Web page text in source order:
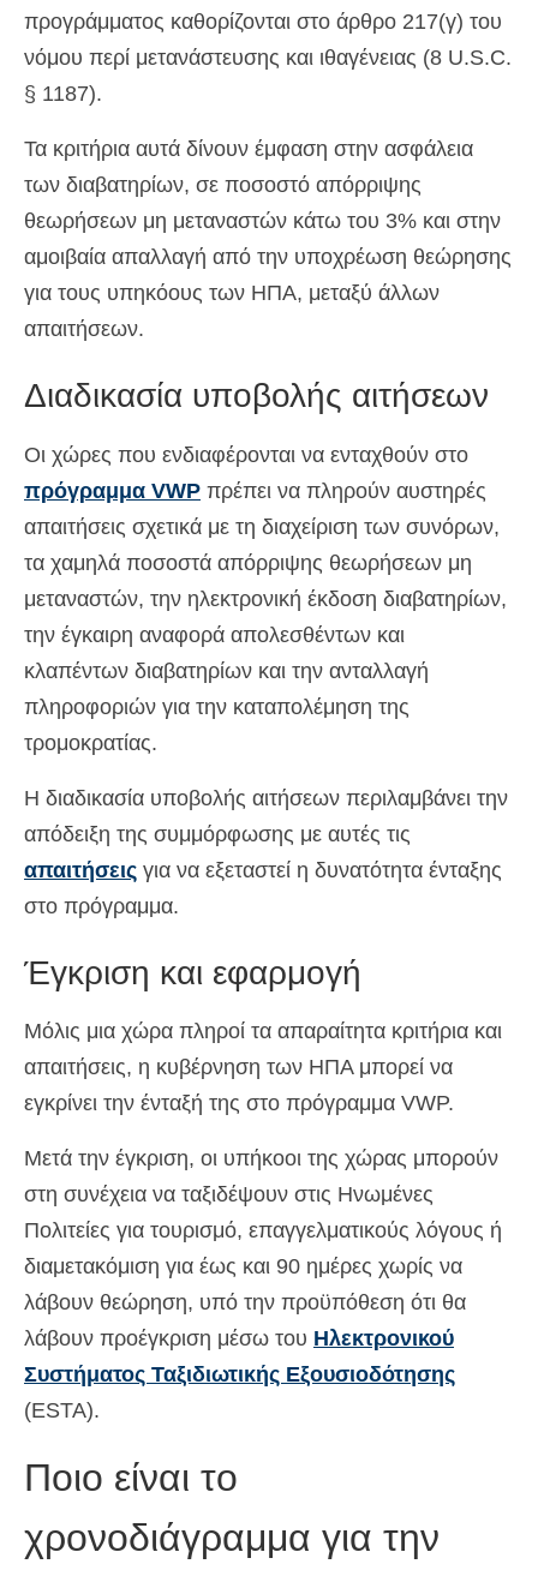
προγράμματος καθορίζονται στο άρθρο 217(γ) του
νόμου περί μετανάστευσης και ιθαγένειας (8 U.S.C.
§ 1187).
Τα κριτήρια αυτά δίνουν έμφαση στην ασφάλεια
των διαβατηρίων, σε ποσοστό απόρριψης
θεωρήσεων μη μεταναστών κάτω του 3% και στην
αμοιβαία απαλλαγή από την υποχρέωση θεώρησης
για τους υπηκόους των ΗΠΑ, μεταξύ άλλων
απαιτήσεων.
Διαδικασία υποβολής αιτήσεων
Οι χώρες που ενδιαφέρονται να ενταχθούν στο
πρόγραμμα VWP πρέπει να πληρούν αυστηρές
απαιτήσεις σχετικά με τη διαχείριση των συνόρων,
τα χαμηλά ποσοστά απόρριψης θεωρήσεων μη
μεταναστών, την ηλεκτρονική έκδοση διαβατηρίων,
την έγκαιρη αναφορά απολεσθέντων και
κλαπέντων διαβατηρίων και την ανταλλαγή
πληροφοριών για την καταπολέμηση της
τρομοκρατίας.
Η διαδικασία υποβολής αιτήσεων περιλαμβάνει την
απόδειξη της συμμόρφωσης με αυτές τις
απαιτήσεις για να εξεταστεί η δυνατότητα ένταξης
στο πρόγραμμα.
Έγκριση και εφαρμογή
Μόλις μια χώρα πληροί τα απαραίτητα κριτήρια και
απαιτήσεις, η κυβέρνηση των ΗΠΑ μπορεί να
εγκρίνει την ένταξή της στο πρόγραμμα VWP.
Μετά την έγκριση, οι υπήκοοι της χώρας μπορούν
στη συνέχεια να ταξιδέψουν στις Ηνωμένες
Πολιτείες για τουρισμό, επαγγελματικούς λόγους ή
διαμετακόμιση για έως και 90 ημέρες χωρίς να
λάβουν θεώρηση, υπό την προϋπόθεση ότι θα
λάβουν προέγκριση μέσω του Ηλεκτρονικού
Συστήματος Ταξιδιωτικής Εξουσιοδότησης
(ESTA).
Ποιο είναι το
χρονοδιάγραμμα για την